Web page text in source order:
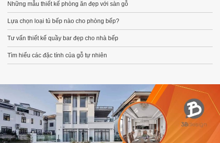
Những mẫu thiết kế phòng ăn đẹp với sàn gỗ
Lựa chọn loại tủ bếp nào cho phòng bếp?
Tư vấn thiết kế quầy bar đẹp cho nhà bếp
Tìm hiểu các đặc tính của gỗ tự nhiên